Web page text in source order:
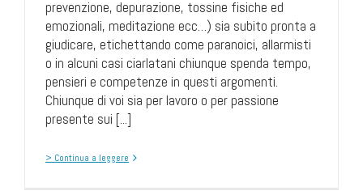
prevenzione, depurazione, tossine fisiche ed
emozionali, meditazione ecc…) sia subito pronta a
giudicare, etichettando come paranoici, allarmisti
o in alcuni casi ciarlatani chiunque spenda tempo,
pensieri e competenze in questi argomenti.
Chiunque di voi sia per lavoro o per passione
presente sui [...]
> Continua a leggere